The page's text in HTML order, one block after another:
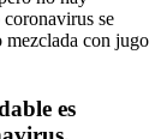
se
mezclada con jugo
es